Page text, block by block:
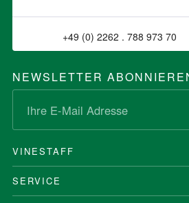
+49 (0) 2262 . 788 973 70⁠
NEWSLETTER
VINESTAFF
SERVICE